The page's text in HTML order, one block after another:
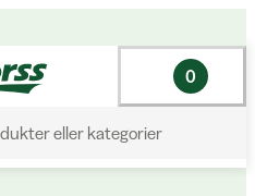
eller kategorier
0